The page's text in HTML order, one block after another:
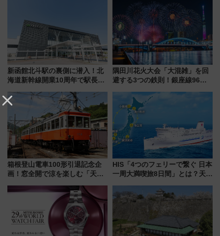
「身の回り品」新サイズ制限
(40×30×20cm)おさらい
新函館北斗駅の裏側に潜入！北
海道新幹線開業10周年で駅長
ト 参加方法や体験内容を紹介
隅田川花火大会「大混雑」を回
避する3つの鉄則！銀座線96本
ツリー駅の規制まとめ 7/25開催
（2026年）
箱根登山電車100形引退記念企
画！窓全開で涼を楽しむ「天然
発売
HIS「4つのフェリーで繋ぐ 日本
一周大満喫旅8日間」とは？天橋
の絶景＆限定グルメを網羅！煩
雑な手続きも不要でお手軽に楽
しめるプランが登場